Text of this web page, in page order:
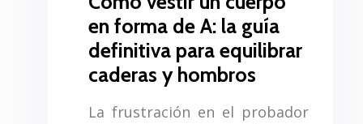
en forma de A: la guía
definitiva para equilibrar
caderas y hombros
La frustración en el probador